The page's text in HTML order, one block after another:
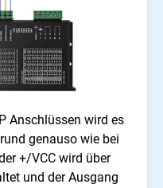
Anschlüssen wird es
genauso wie bei
+/VCC wird über
und der Ausgang